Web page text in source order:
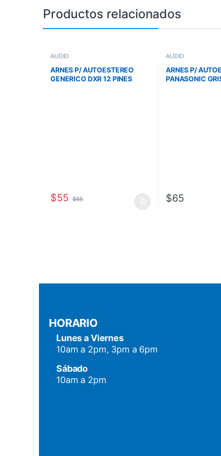
Productos relacionados
AUDIO
ARNES P/ AUTOESTEREO
GENERICO DXR 12 PINES
$55 $65
AUDIO
ARNES P/
PANASONIC
$65
HORARIO
Lunes a Viernes
10am a 2pm, 3pm a 6pm
Sábado
10am a 2pm